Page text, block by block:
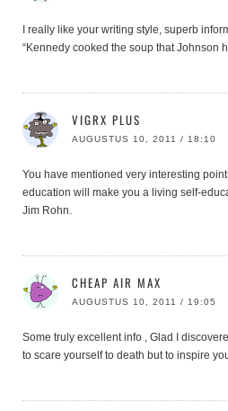
I really like your writing style, superb
“Kennedy cooked the soup that Johnson
VIGRX PLUS
AUGUSTUS 10, 2011 / 18:10
You have mentioned very interesting
education will make you a living self-
Jim Rohn.
CHEAP AIR MAX
AUGUSTUS 10, 2011 / 19:05
Some truly excellent info , Glad I
to scare yourself to death but to inspire